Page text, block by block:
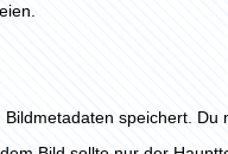
speichert.